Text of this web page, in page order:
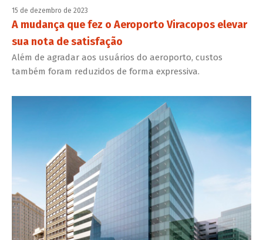
15 de dezembro de 2023
A mudança que fez o Aeroporto Viracopos elevar
sua nota de satisfação
Além de agradar aos usuários do aeroporto, custos
também foram reduzidos de forma expressiva.